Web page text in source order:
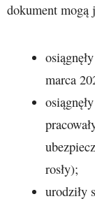
dokument mogą
marca
rosły);
urodziły